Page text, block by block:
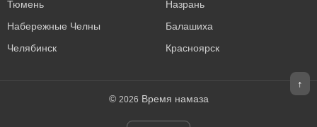
Тюмень
Назрань
Набережные Челны
Балашиха
Челябинск
Красноярск
© 2026 Время намаза
↑